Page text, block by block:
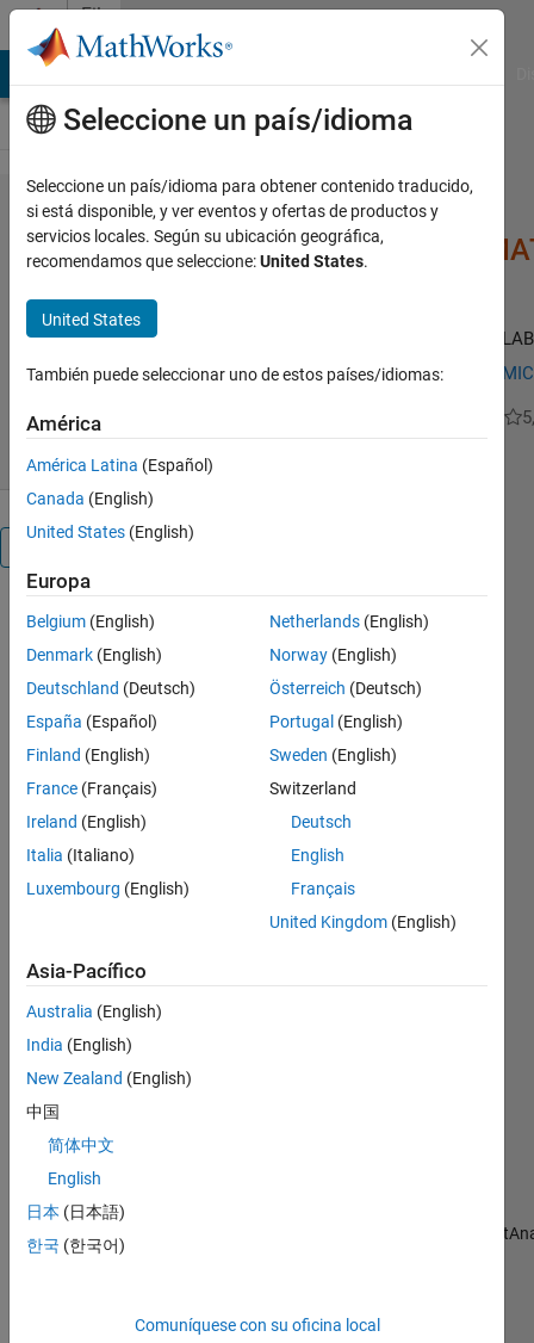
Saltar al contenido
File
Exchange
HospitalReadmission​
Predict Hospital Readmissions using Text Analytics in MATLAB
https://github.com/mathworks/
Sohini Sarkar
Visión general
Build a
predict if
there will be
an
readmission
within 30
days by
notes of
doctors and
analytics
techniques
in MATLAB.
Citar
Sohini
Sarkar
(2026).
HospitalReadmission_MIMIC_TextAnalytics_MATLAB
(https://github.com/mathworks/
GitHub.
Seleccione un país/idioma
Seleccione un país/idioma para obtener contenido traducido,
si está disponible, y ver eventos y ofertas de productos y
servicios locales. Según su ubicación geográfica,
recomendamos que seleccione:United States.
United States
También puede seleccionar uno de estos países/idiomas:
América
América Latina (Español)
Canada (English)
United States (English)
Europa
Belgium (English)
Denmark (English)
Deutschland (Deutsch)
España (Español)
Finland (English)
France (Français)
Ireland (English)
Italia (Italiano)
Luxembourg (English)
Netherlands (English)
Norway (English)
Österreich (Deutsch)
Portugal (English)
Sweden (English)
Switzerland
Deutsch
English
Français
United Kingdom (English)
Asia-Pacífico
Australia (English)
India (English)
New Zealand (English)
中国
简体中文
English
日本 (日本語)
한국 (한국어)
Comuníquese con su oficina local